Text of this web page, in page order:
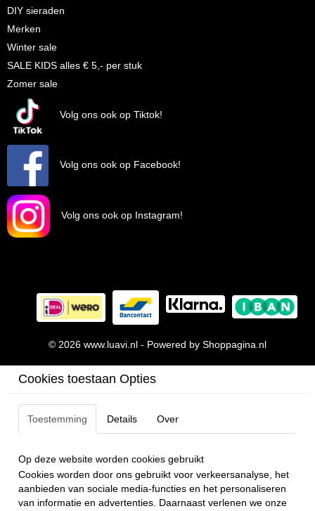
DIY sieraden
Merken
Winter sale
SALE KIDS alles € 5,- per stuk
Zomer sale
Volg ons ook op Tiktok!
Volg ons ook op Facebook!
Volg ons ook op Instagram!
© 2026 www.luavi.nl - Powered by Shoppagina.nl
Cookies toestaan Opties
Toestemming Details Over
Op deze website worden cookies gebruikt
Cookies worden door ons gebruikt voor verkeersanalyse, het
aanbieden van sociale media-functies en het personaliseren
van informatie en advertenties. Daarnaast verlenen we onze